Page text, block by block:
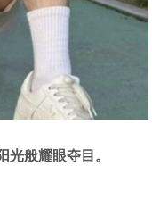
光般耀眼夺目。